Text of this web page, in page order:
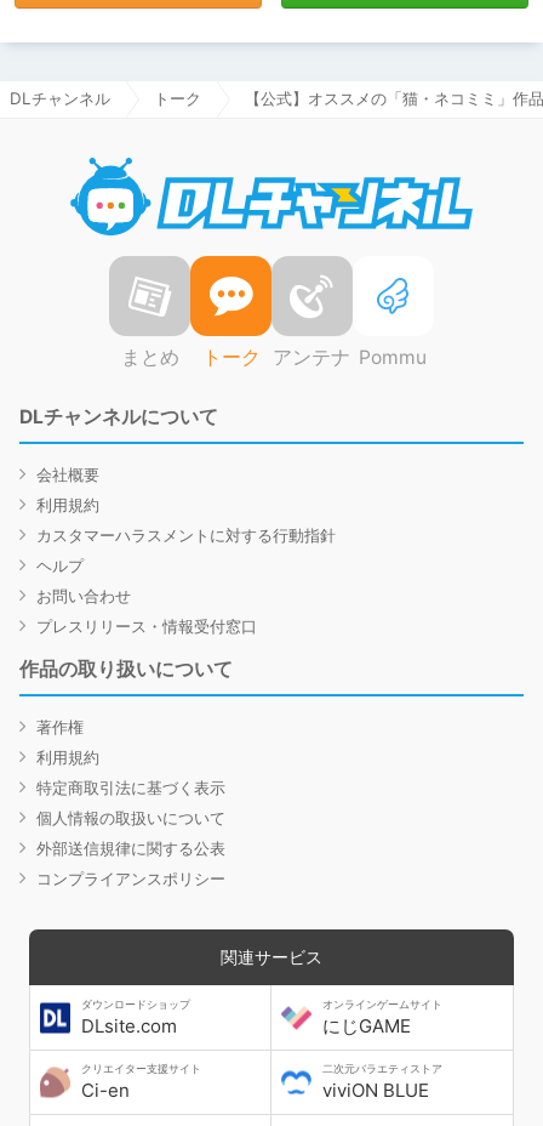
DLチャンネル トーク 【公式】オススメの「猫・ネコミミ」作
まとめ トーク アンテナ Pommu
DLチャンネルについて
会社概要
利用規約
カスタマーハラスメントに対する行動指針
ヘルプ
お問い合わせ
プレスリリース・情報受付窓口
作品の取り扱いについて
著作権
利用規約
特定商取引法に基づく表示
個人情報の取扱いについて
外部送信規律に関する公表
コンプライアンスポリシー
関連サービス
ダウンロードショップ
DLsite.com
オンラインゲームサイト
にじGAME
クリエイター支援サイト
Ci-en
二次元バラエティストア
viviON BLUE